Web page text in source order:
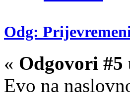
Odg:
« Odgovori #5
Evo na